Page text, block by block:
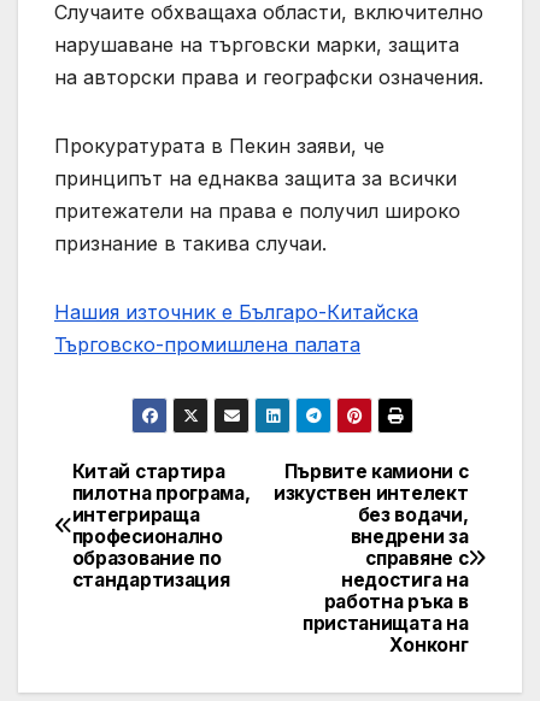
Случаите обхващаха области, включително
нарушаване на търговски марки, защита
на авторски права и географски означения.
Прокуратурата в Пекин заяви, че
принципът на еднаква защита за всички
притежатели на права е получил широко
признание в такива случаи.
Нашия източник е Българо-Китайска
Търговско-промишлена палaта
Post
navigation
Първите камиони с
изкуствен интелект
без водачи,
внедрени за
справяне с
недостига на
работна ръка в
пристанищата на
Хонконг
Китай стартира
пилотна програма,
интегрираща
професионално
образование по
стандартизация